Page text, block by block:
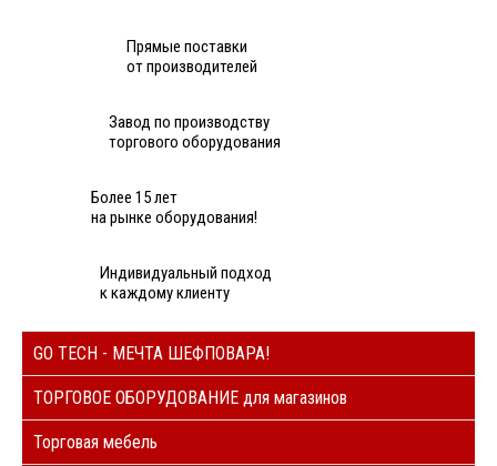
Прямые поставки
от производителей
Завод по производству
торгового оборудования
Более 15 лет
на рынке оборудования!
Индивидуальный подход
к каждому клиенту
GO TECH - МЕЧТА ШЕФПОВАРА!
ТОРГОВОЕ ОБОРУДОВАНИЕ для магазинов
Торговая мебель